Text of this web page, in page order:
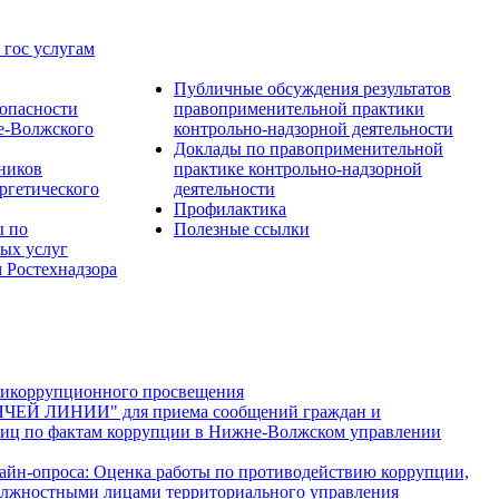
услугам
Волжского
по
услуг
Публичные обсуждения результатов
правоприменительной практики
контрольно-надзорной деятельности
Доклады по правоприменительной
практике контрольно-надзорной
деятельности
Профилактика
Полезные ссылки
просвещения
ЛИНИИ" для приема сообщений граждан и
по фактам коррупции в Нижне-Волжском управлении
опроса: Оценка работы по противодействию коррупции,
лицами территориального управления